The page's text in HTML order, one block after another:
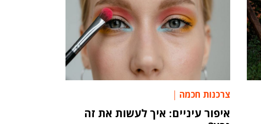
צרכנות חכמה
איפור עיניים: איך לעשות את זה